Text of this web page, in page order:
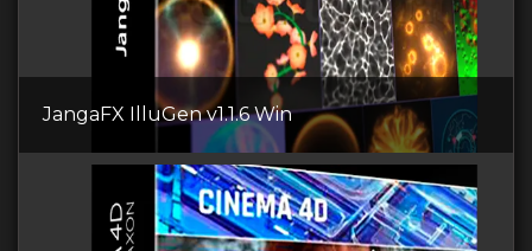
JangaFX IlluGen v1.1.6 Win